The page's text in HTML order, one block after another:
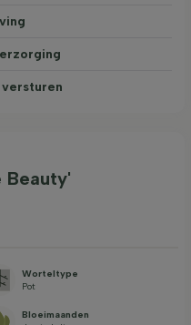
Beauty'
Worteltype
Pot
Bloeimaanden